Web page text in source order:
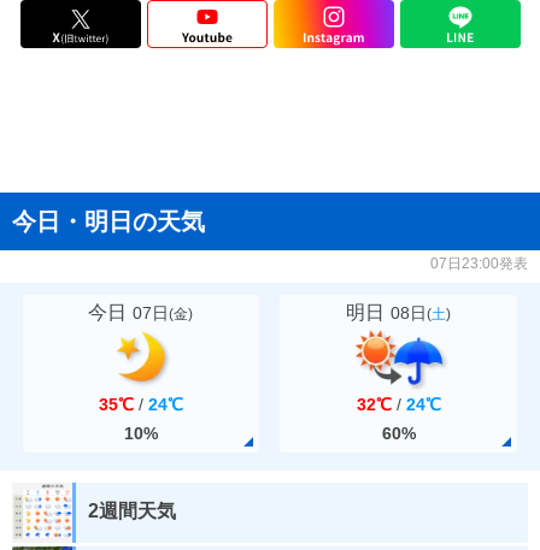
今日・明日の天気
07日23:00発表
今日 07日(金)
35℃ / 24℃
10%
明日 08日(土)
32℃ / 24℃
60%
2週間天気